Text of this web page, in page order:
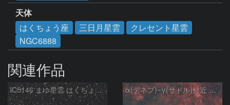
天体
はくちょう座
三日月星雲
クレセント星雲
NGC6888
関連作品
IC5146 まゆ星雲 はくちょう座 α(デネブ)~γ(サドル)付近 NGC7000 北アメリカ星雲 IC5067~5070 ペリカン星雲 Sh2-112 はくちょう座